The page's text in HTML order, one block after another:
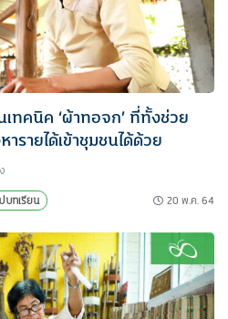
ทคนิค ‘ผ้าทอจก’ ที่ทั้งช่วย
ายได้เข้าชุมชนได้ด้วย
บทเรียน 20 พ.ค. 64